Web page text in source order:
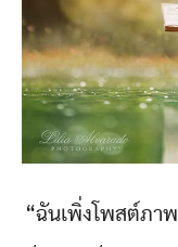
“ฉันเพิ่งโพสต์ภา